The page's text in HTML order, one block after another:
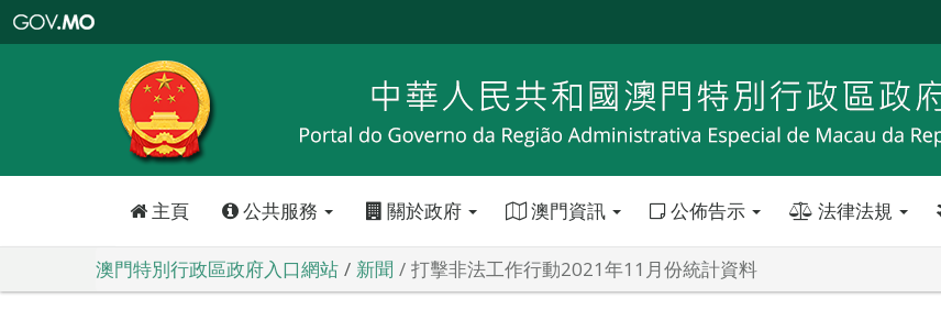
特
政
區
政
口
主頁 公共服務 關於政府 澳門資訊 公佈告示 法律法規
澳門特別行政區政府入口網站 新聞 打擊非法工作行動2021年11月份統計資料